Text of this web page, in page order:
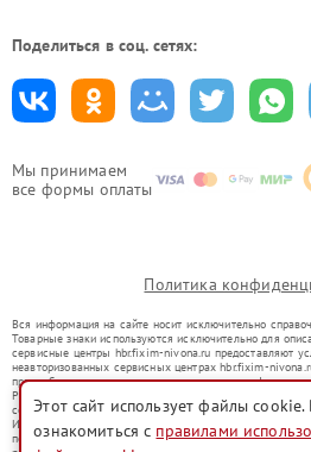
Мы принимаем
все формы оплаты
Поделиться в соц. сетях:
Политика
Вся информация на сайте носит исключительно
Товарные знаки используются исключительно для
сервисные центры hbr.fixim-nivona.ru предоставляют
неавторизованных сервисных центрах hbr.fixim-
правообладателями товарных знаков или их
Ремонт осуществляется для устройств, уже введенных
со статьей 1487 ГК РФ.
Использование товарных знаков не преследует цели
потребителей в заблуждение, а служит для
Этот сайт использует файлы
ознакомиться с правилами